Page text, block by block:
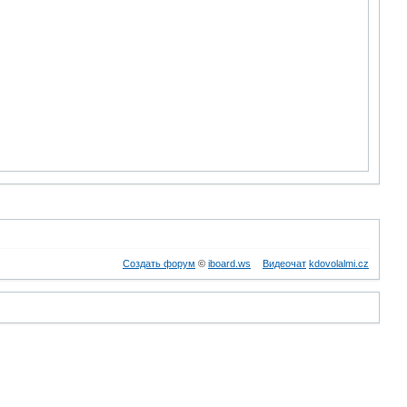
Создать форум © iboard.ws Видеочат kdovolalmi.cz